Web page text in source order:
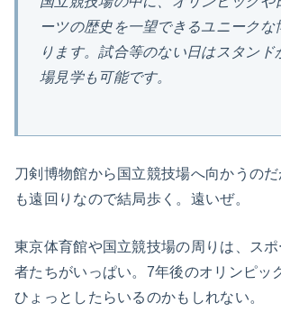
ーツの歴史を一望できるユニークな
ります。試合等のない日はスタンド
場見学も可能です。
刀剣博物館から国立競技場へ向かうの
も遠回りなので結局歩く。遠いぜ。
東京体育館や国立競技場の周りは、ス
者たちがいっぱい。7年後のオリンピッ
ひょっとしたらいるのかもしれない。